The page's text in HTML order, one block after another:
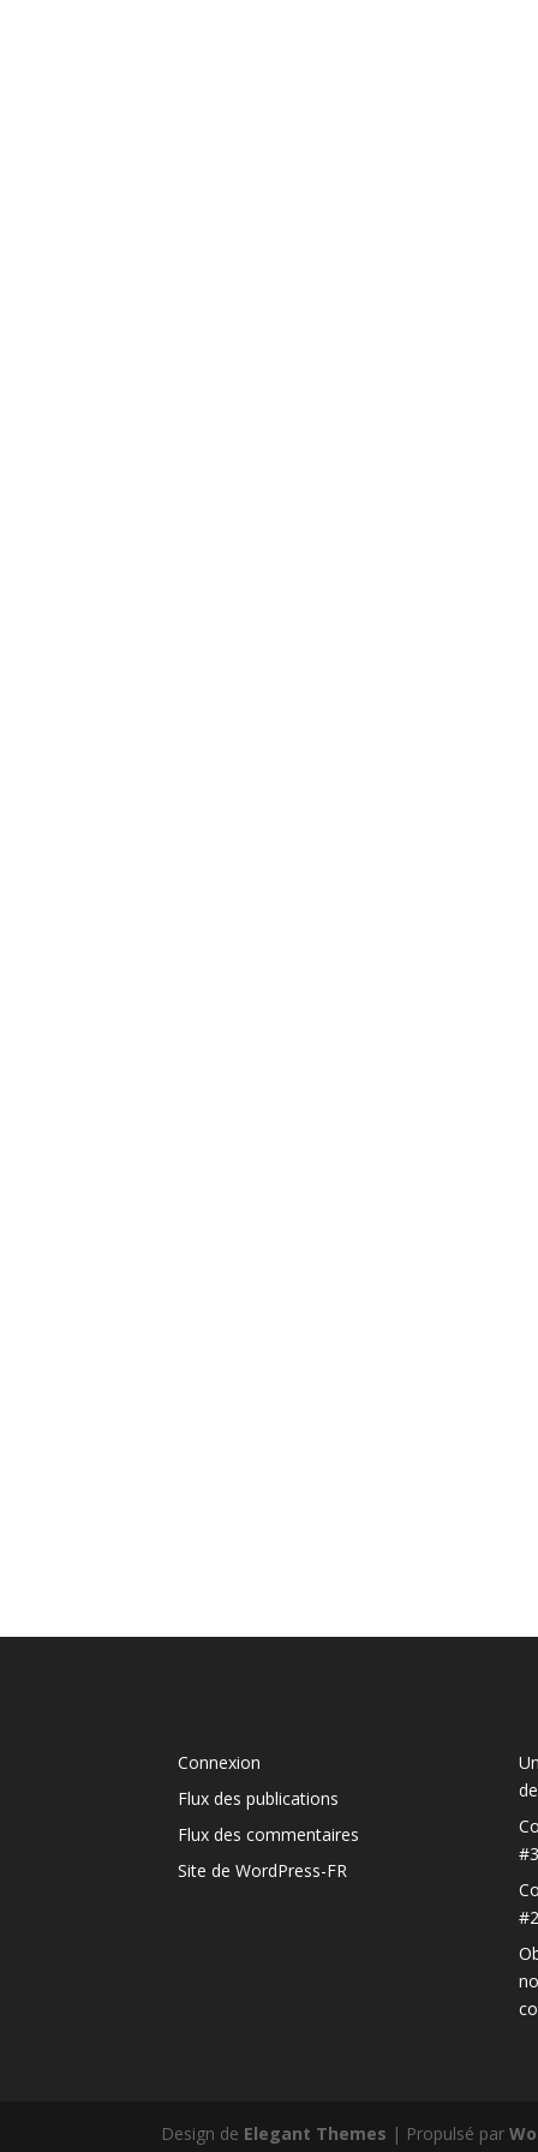
Connexion
Flux des publications
Flux des commentaires
Site de WordPress-FR
#3
#2
Design de Elegant Themes | Propulsé par